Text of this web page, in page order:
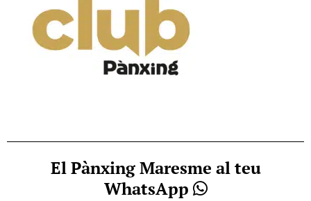
El Pànxing Maresme al teu
WhatsApp